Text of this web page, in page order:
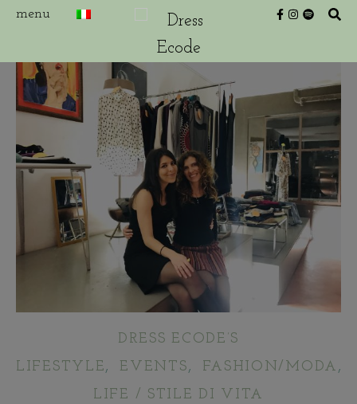
DRESS ECODE’S
LIFESTYLE, EVENTS, FASHION/MODA ,
LIFE / STILE DI VITA